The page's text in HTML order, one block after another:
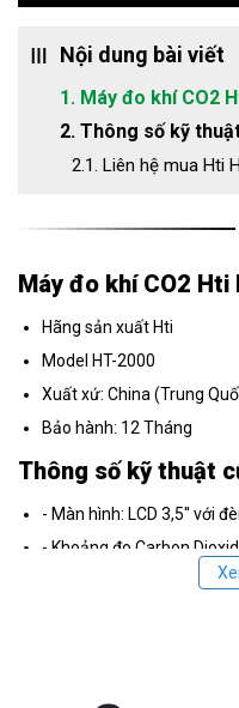
Nội dung bài viết
1. Máy đo khí CO2
2. Thông số kỹ
2.1. Liên hệ mua Hti
Máy đo khí CO2 Hti
Hãng sản xuất Hti
Model HT-2000
Xuất xứ: China (Trung
Bảo hành: 12 Tháng
Thông số kỹ thuật
- Màn hình: LCD 3,5'' với
- Khoảng đo Carbon
- Độ chính xác: +/- 50ppm
- Khoảng nhiệt độ: -10 0C